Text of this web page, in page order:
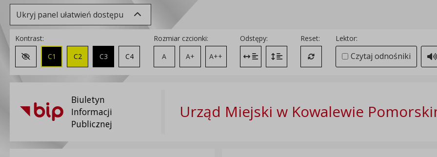
Ukryj panel ułatwień dostępu
Kontrast:
Zmień kontrast na domyślny
C1 C2 C3 C4
Rozmiar czcionki:
A
A+ A++
Odstępy:
Zmień odstęp między literami
Zmień interlinię i margines między paragrafami
Reset:
Przywróć ustawienia domyślne
Lektor:
Czytaj odnośniki
Biuletyn
Informacji
Publicznej
Urząd Miejski w Kowalewie